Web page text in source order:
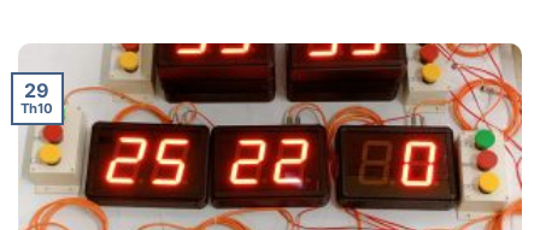
29
Th10